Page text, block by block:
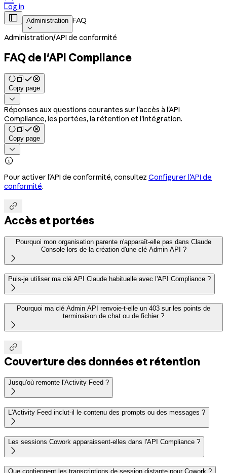
Log in
 Administration

FAQ
Administration/API de conformité
FAQ de l'API Compliance
Copy page

Réponses aux questions courantes sur l'accès à l'API
Compliance, les portées, la rétention et l'intégration.
Copy page


Pour activer l'API de conformité, consultez Configurer l'API de
conformité.

Accès et portées
Pourquoi mon organisation parente n'apparaît-elle pas dans Claude
Console lors de la création d'une clé Admin API ?

Puis-je utiliser ma clé API Claude habituelle avec l'API Compliance ?

Pourquoi ma clé Admin API renvoie-t-elle un 403 sur les points de
terminaison de chat ou de fichier ?


Couverture des données et rétention
Jusqu'où remonte l'Activity Feed ?

L'Activity Feed inclut-il le contenu des prompts ou des messages ?

Les sessions Cowork apparaissent-elles dans l'API Compliance ?

Que contiennent les transcriptions de session distante pour Cowork ?